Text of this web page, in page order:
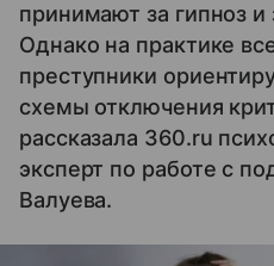
принимают за гипноз
Однако на практике
преступники
схемы отключения
рассказала 360.ru
эксперт по работе с
Валуева.